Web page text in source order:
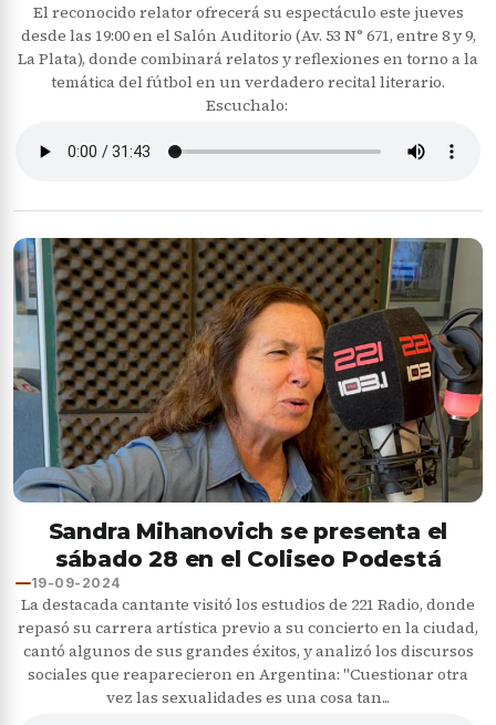
El reconocido relator ofrecerá su espectáculo este jueves
desde las 19:00 en el Salón Auditorio (Av. 53 N° 671, entre 8 y 9,
La Plata), donde combinará relatos y reflexiones en torno a la
temática del fútbol en un verdadero recital literario.
Escuchalo:
Sandra Mihanovich se presenta el
sábado 28 en el Coliseo Podestá
19-09-2024
La destacada cantante visitó los estudios de 221 Radio, donde
repasó su carrera artística previo a su concierto en la ciudad,
cantó algunos de sus grandes éxitos, y analizó los discursos
sociales que reaparecieron en Argentina: "Cuestionar otra
vez las sexualidades es una cosa tan...